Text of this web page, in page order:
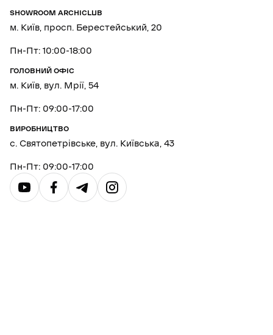
SHOWROOM ARCHICLUB
м. Київ, просп. Берестейський, 20
Пн-Пт: 10:00-18:00
ГОЛОВНИЙ ОФІС
м. Київ, вул. Мрії, 54
Пн-Пт: 09:00-17:00
ВИРОБНИЦТВО
с. Святопетрівське, вул. Київська, 43
Пн-Пт: 09:00-17:00